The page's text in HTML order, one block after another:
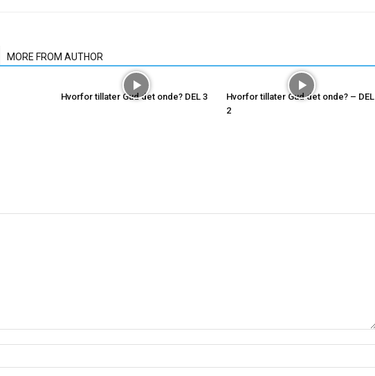
MORE FROM AUTHOR
Hvorfor tillater Gud det onde? DEL 3
Hvorfor tillater Gud det onde? – DEL
2